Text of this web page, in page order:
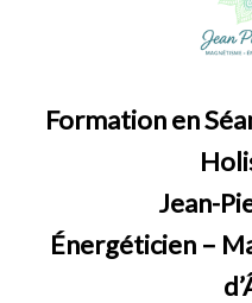
Formation en
Jean-
Énergéticien –